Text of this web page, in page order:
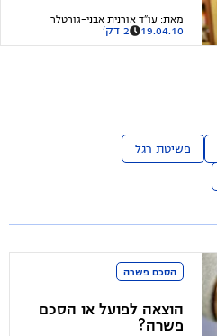
מאת: עו"ד אורנית אבני-גורטלר
19.04.10 2 דק'
פשיטת רגל
הסכם פשרה
הוצאה לפועל או הסכם
פשרה?